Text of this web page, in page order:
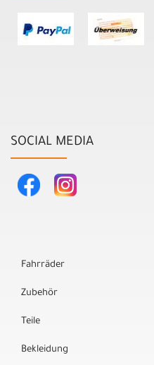
SOCIAL MEDIA
Fahrräder
Zubehör
Teile
Bekleidung